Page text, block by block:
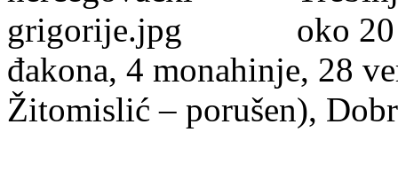
oko
đakona, 4 monahinje, 28
Žitomislić – porušen),